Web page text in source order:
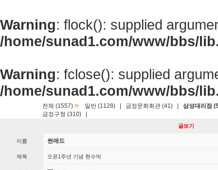
Warning: flock(): supplied
/home/sunad1.com/www/bbs/
Warning: fclose(): supplied
/home/sunad1.com/www/bbs/
전체 (1557) » 일반 (1128) 금정문화회관 (41)
삼성대리점
금정구청 (310)
글보기
이름 썬애드
제목 오픈1주년 기념 현수막